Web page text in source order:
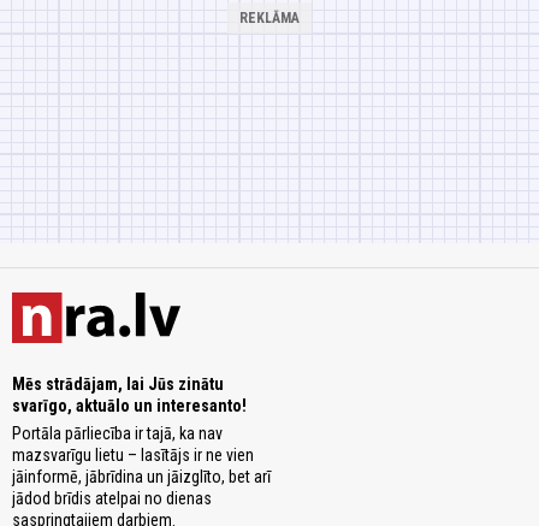
Mēs strādājam, lai Jūs zinātu
svarīgo, aktuālo un interesanto!
Portāla pārliecība ir tajā, ka nav
mazsvarīgu lietu – lasītājs ir ne vien
jāinformē, jābrīdina un jāizglīto, bet arī
jādod brīdis atelpai no dienas
saspringtajiem darbiem.